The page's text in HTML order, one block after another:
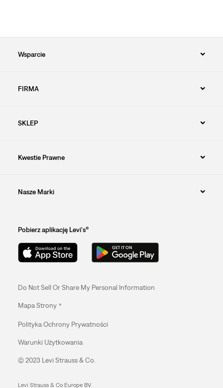
Wsparcie
FIRMA
SKLEP
Kwestie Prawne
Nasze Marki
Pobierz aplikację Levi's®
Do Not Sell Or Share My Personal Information
Mapa Strony
Polityka Ochrony Prywatności
Warunki Użytkowania
© 2023 Levi Strauss & Co.
Levi Strauss & Co Europe BV.